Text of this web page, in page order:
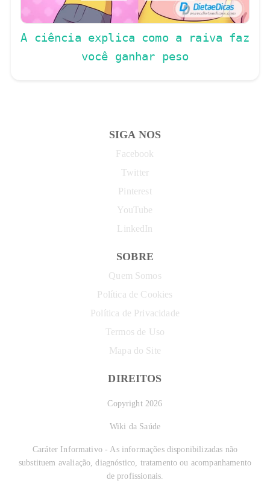
A ciência explica como a raiva faz
você ganhar peso
SIGA NOS
Facebook
Twitter
Pinterest
YouTube
LinkedIn
SOBRE
Quem Somos
Política de Cookies
Política de Privacidade
Termos de Uso
Mapa do Site
DIREITOS
Copyright 2026
Wiki da Saúde
Caráter Informativo - As informações disponibilizadas não
substituem avaliação, diagnóstico, tratamento ou acompanhamento
de profissionais.